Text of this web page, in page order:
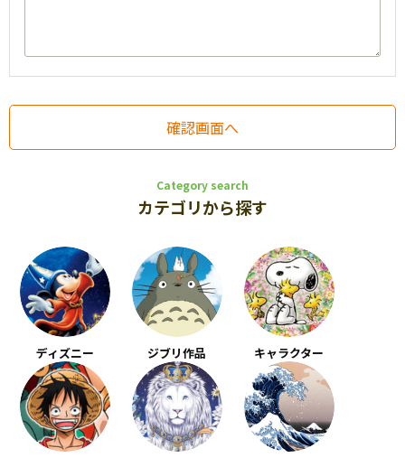
Category search
カテゴリから探す
ディズニー ジブリ作品 キャラクター